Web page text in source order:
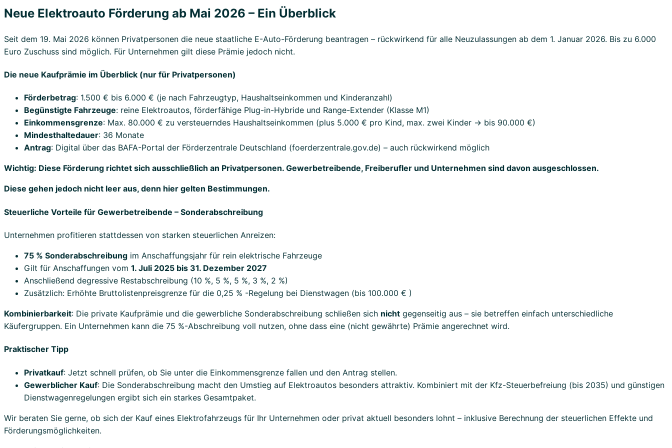
Neue Elektroauto Förderung ab Mai 2026 – Ein Überblick
Seit dem 19. Mai 2026 können Privatpersonen die neue staatliche E-Auto-Förderung beantragen – rückwirkend für alle Neuzulassungen ab dem 1. Januar 2026. Bis zu 6.000
Euro Zuschuss sind möglich. Für Unternehmen gilt diese Prämie jedoch nicht.
Die neue Kaufprämie im Überblick (nur für Privatpersonen)
Förderbetrag: 1.500 € bis 6.000 € (je nach Fahrzeugtyp, Haushaltseinkommen und Kinderanzahl)
Begünstigte Fahrzeuge: reine Elektroautos, förderfähige Plug-in-Hybride und Range-Extender (Klasse M1)
Einkommensgrenze: Max. 80.000 € zu versteuerndes Haushaltseinkommen (plus 5.000 € pro Kind, max. zwei Kinder → bis 90.000 €)
Mindesthaltedauer: 36 Monate
Antrag: Digital über das BAFA-Portal der Förderzentrale Deutschland (foerderzentrale.gov.de) – auch rückwirkend möglich
Wichtig: Diese Förderung richtet sich ausschließlich an Privatpersonen. Gewerbetreibende, Freiberufler und Unternehmen sind davon ausgeschlossen.
Diese gehen jedoch nicht leer aus, denn hier gelten Bestimmungen.
Steuerliche Vorteile für Gewerbetreibende – Sonderabschreibung
Unternehmen profitieren stattdessen von starken steuerlichen Anreizen:
75 % Sonderabschreibung im Anschaffungsjahr für rein elektrische Fahrzeuge
Gilt für Anschaffungen vom 1. Juli 2025 bis 31. Dezember 2027
Anschließend degressive Restabschreibung (10 %, 5 %, 5 %, 3 %, 2 %)
Zusätzlich: Erhöhte Bruttolistenpreisgrenze für die 0,25 % -Regelung bei Dienstwagen (bis 100.000 € )
Kombinierbarkeit: Die private Kaufprämie und die gewerbliche Sonderabschreibung schließen sich nicht gegenseitig aus – sie betreffen einfach unterschiedliche
Käufergruppen. Ein Unternehmen kann die 75 %-Abschreibung voll nutzen, ohne dass eine (nicht gewährte) Prämie angerechnet wird.
Praktischer Tipp
Privatkauf: Jetzt schnell prüfen, ob Sie unter die Einkommensgrenze fallen und den Antrag stellen.
Gewerblicher Kauf: Die Sonderabschreibung macht den Umstieg auf Elektroautos besonders attraktiv. Kombiniert mit der Kfz-Steuerbefreiung (bis 2035) und günstigen
Dienstwagenregelungen ergibt sich ein starkes Gesamtpaket.
Wir beraten Sie gerne, ob sich der Kauf eines Elektrofahrzeugs für Ihr Unternehmen oder privat aktuell besonders lohnt – inklusive Berechnung der steuerlichen Effekte und
Förderungsmöglichkeiten.